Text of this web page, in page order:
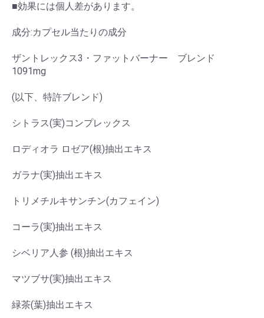
■効果には個人差があります。
成分:カプセル当たりの成分
ザントレックス3・ファットバーナー ブレンド
1091mg
(以下、特許ブレンド)
シトラス(実)コンプレックス
ロディオラ ロゼア(根)抽出エキス
ガラナ(実)抽出エキス
トリメチルキサンチン(カフェイン)
コーラ(実)抽出エキス
シベリア人参 (根)抽出エキス
マツブサ(実)抽出エキス
緑茶(葉)抽出エキス